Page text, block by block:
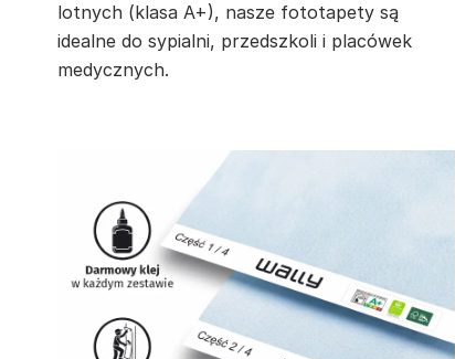
lotnych (klasa A+), nasze fototapety są
idealne do sypialni, przedszkoli i placówek
medycznych.